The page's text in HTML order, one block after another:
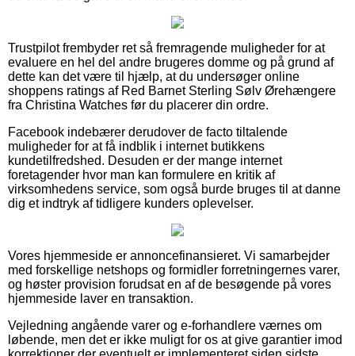
Trustpilot frembyder ret så fremragende muligheder for at
evaluere en hel del andre brugeres domme og på grund af
dette kan det være til hjælp, at du undersøger online
shoppens ratings af Red Barnet Sterling Sølv Ørehængere
fra Christina Watches før du placerer din ordre.
Facebook indebærer derudover de facto tiltalende
muligheder for at få indblik i internet butikkens
kundetilfredshed. Desuden er der mange internet
foretagender hvor man kan formulere en kritik af
virksomhedens service, som også burde bruges til at danne
dig et indtryk af tidligere kunders oplevelser.
Vores hjemmeside er annoncefinansieret. Vi samarbejder
med forskellige netshops og formidler forretningernes varer,
og høster provision forudsat en af de besøgende på vores
hjemmeside laver en transaktion.
Vejledning angående varer og e-forhandlere værnes om
løbende, men det er ikke muligt for os at give garantier imod